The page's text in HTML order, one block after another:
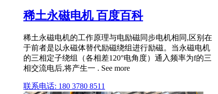
稀土永磁电机 百度百科
稀土永磁电机的工作原理与电励磁同步电机相同,区别在
于前者是以永磁体替代励磁绕组进行励磁。当永磁电机
的三相定子绕组（各相差120°电角度）通入频率为f的三
相交流电后,将产生一 . See more
联系电话: 180 3780 8511